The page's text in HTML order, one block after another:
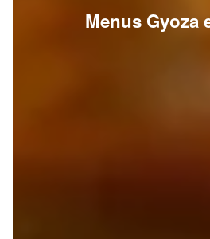
Menus Gyoza